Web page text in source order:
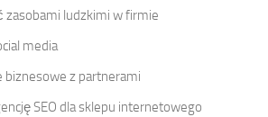
zasobami ludzkimi w firmie
media
biznesowe z partnerami
SEO dla sklepu internetowego